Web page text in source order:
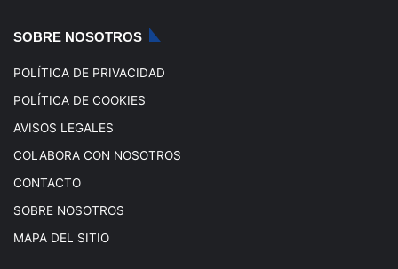
SOBRE NOSOTROS
POLÍTICA DE PRIVACIDAD
POLÍTICA DE COOKIES
AVISOS LEGALES
COLABORA CON NOSOTROS
CONTACTO
SOBRE NOSOTROS
MAPA DEL SITIO